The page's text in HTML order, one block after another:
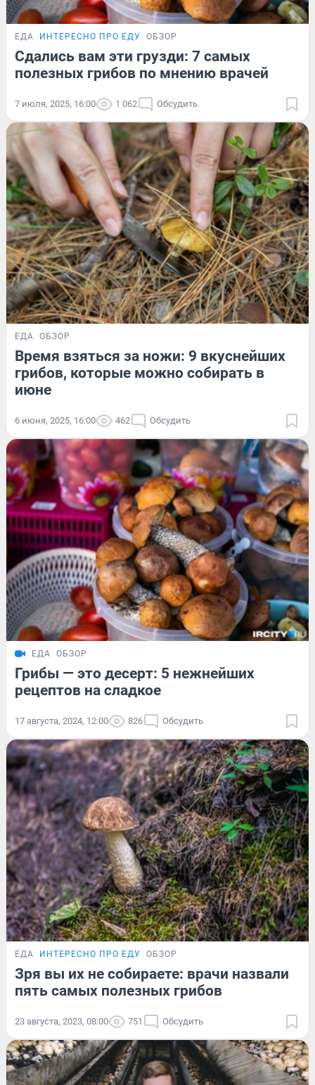
ЕДА ИНТЕРЕСНО ПРО ЕДУ ОБЗОР
Сдались вам эти грузди: 7 самых
полезных грибов по мнению врачей
7 июля, 2025, 16:00 1 062 Обсудить
ЕДА ОБЗОР
Время взяться за ножи: 9 вкуснейших
грибов, которые можно собирать в
июне
6 июня, 2025, 16:00 462 Обсудить
ЕДА ОБЗОР
Грибы — это десерт: 5 нежнейших
рецептов на сладкое
17 августа, 2024, 12:00 826 Обсудить
ЕДА ИНТЕРЕСНО ПРО ЕДУ ОБЗОР
Зря вы их не собираете: врачи назвали
пять самых полезных грибов
23 августа, 2023, 08:00 751 Обсудить